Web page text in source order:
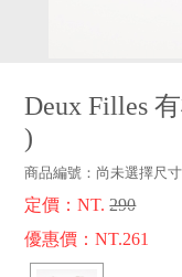
客服專區
Deux Filles
)
商品編號： 尚未選擇尺寸
定價：NT.290
優惠價：NT.261